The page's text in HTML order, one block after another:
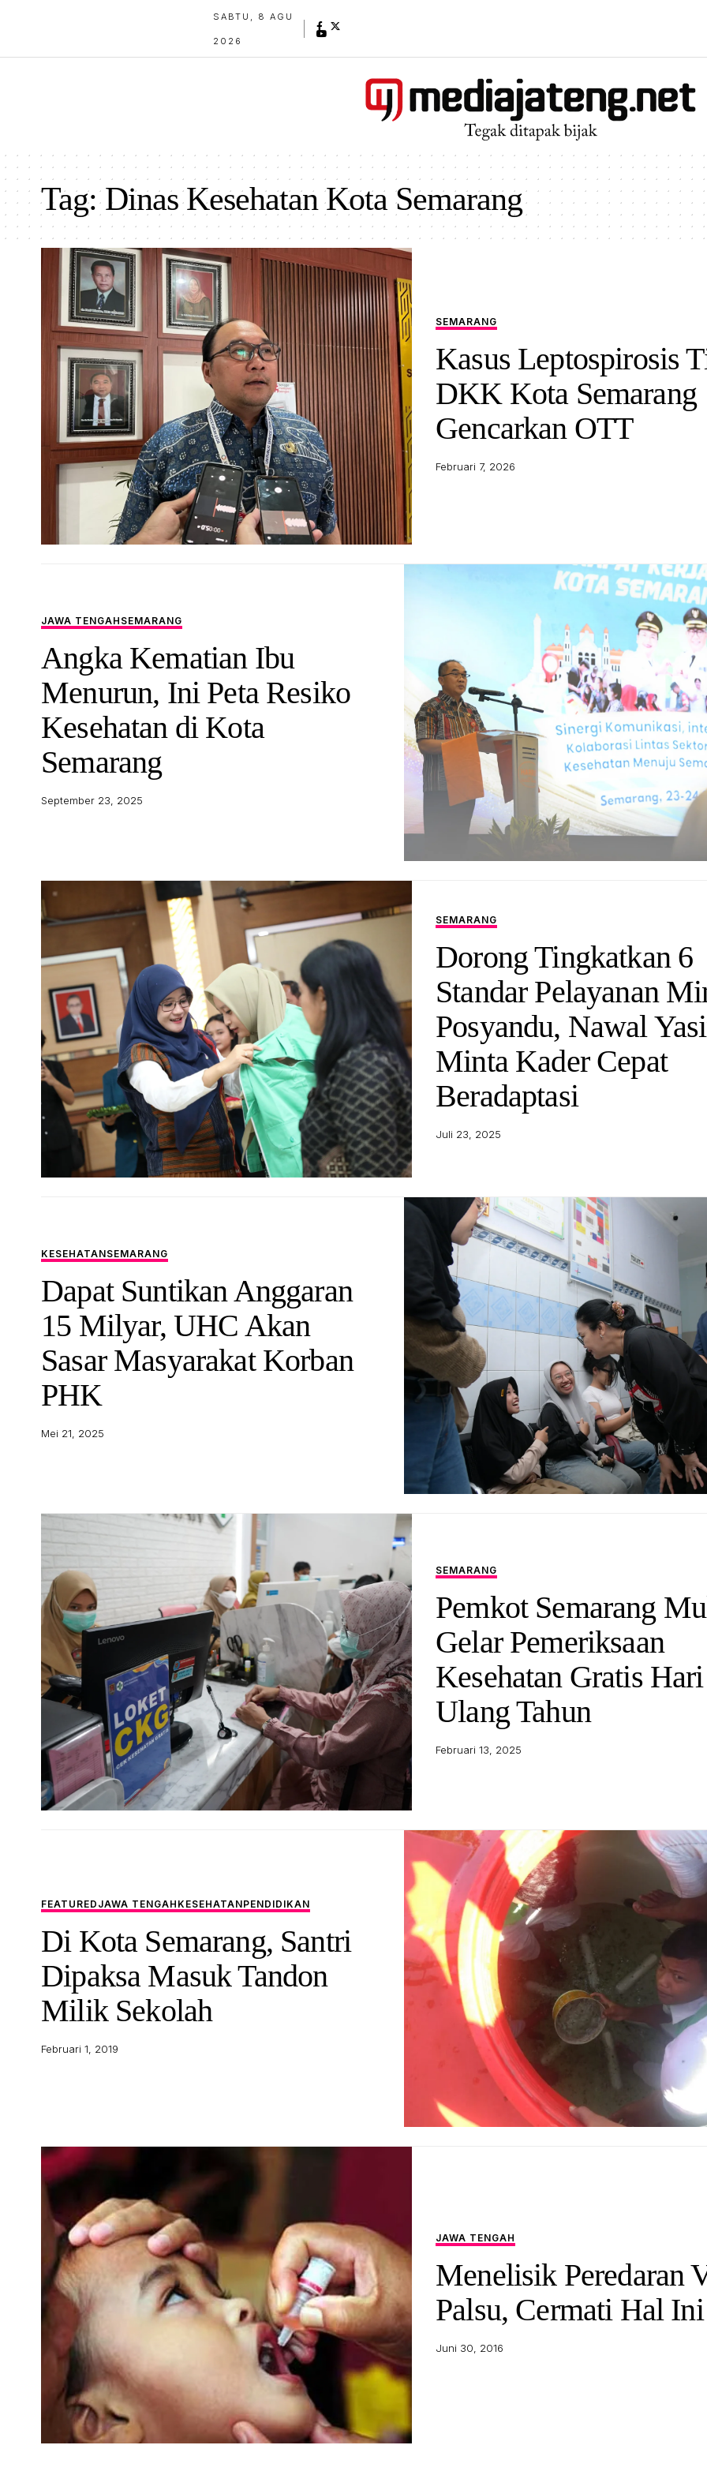
SABTU, 8 AGU
2026
Tag:Dinas Kesehatan Kota Semarang
SEMARANG
Kasus Leptospirosis
DKK Kota Semarang
Gencarkan OTT
Februari 7, 2026
JAWA TENGAH SEMARANG
Angka Kematian Ibu
Menurun, Ini Peta Resiko
Kesehatan di Kota
Semarang
September 23, 2025
SEMARANG
Dorong Tingkatkan 6
Standar Pelayanan
Posyandu, Nawal
Minta Kader Cepat
Beradaptasi
Juli 23, 2025
KESEHATANSEMARANG
Dapat Suntikan Anggaran
15 Milyar, UHC Akan
Sasar Masyarakat Korban
PHK
Mei 21, 2025
SEMARANG
Pemkot Semarang
Gelar Pemeriksaan
Kesehatan Gratis Hari
Ulang Tahun
Februari 13, 2025
FEATURED JAWA TENGAH KESEHATANPENDIDIKAN
Di Kota Semarang, Santri
Dipaksa Masuk Tandon
Milik Sekolah
Februari 1, 2019
JAWA TENGAH
Menelisik Peredaran
Palsu, Cermati Hal Ini
Juni 30, 2016